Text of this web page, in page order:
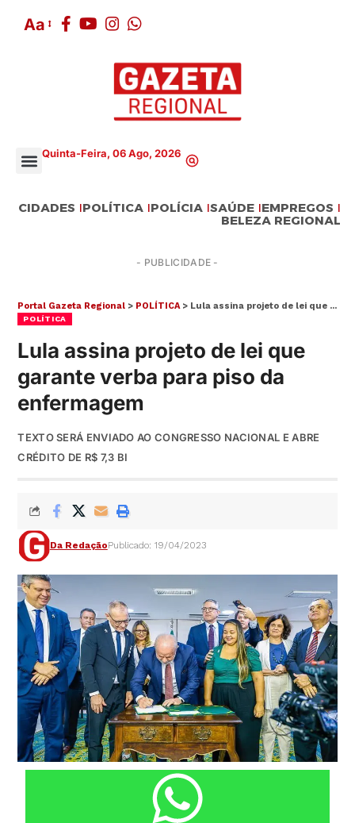
Aa
Quinta-Feira, 06 Ago, 2026
CIDADES POLÍTICA POLÍCIA SAÚDE EMPREGOS
BELEZA REGIONAL
- PUBLICIDADE -
Portal Gazeta Regional > POLÍTICA> Lula assina projeto de lei que garante verba para piso da enfermagem
POLÍTICA
Lula assina projeto de lei que
garante verba para piso da
enfermagem
TEXTO SERÁ ENVIADO AO CONGRESSO NACIONAL E ABRE
CRÉDITO DE R$ 7,3 BI
Da RedaçãoPublicado: 19/04/2023